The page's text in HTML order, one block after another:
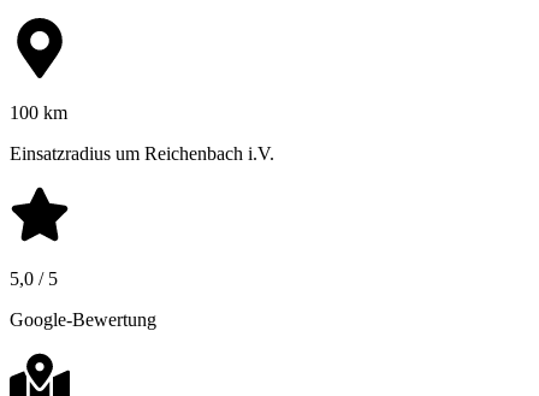
100 km
Einsatzradius um Reichenbach i.V.
5,0 / 5
Google-Bewertung